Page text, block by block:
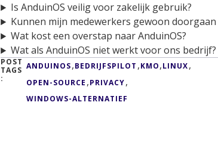
Is AnduinOS veilig voor zakelijk gebruik?
Kunnen mijn medewerkers gewoon
Wat kost een overstap naar AnduinOS?
Wat als AnduinOS niet werkt voor ons bedrijf?
POST
TAGS
:
ANDUINOS,BEDRIJFSPILOT ,KMO,LINUX,
OPEN-SOURCE ,PRIVACY,
WINDOWS-ALTERNATIEF